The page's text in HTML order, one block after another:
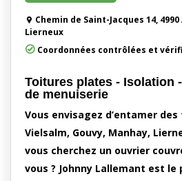
Chemin de Saint-Jacques 14,
Lierneux
Coordonnées contrôlées et
Toitures plates - Isolation
de menuiserie
Vous envisagez d’entamer
Vielsalm, Gouvy, Manhay,
vous cherchez un ouvrier
vous ? Johnny Lallemant est